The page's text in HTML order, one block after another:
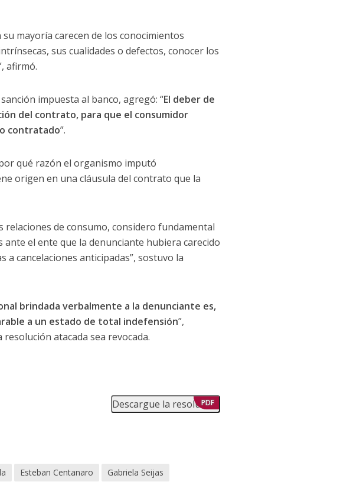
mayoría carecen de los conocimientos
sus cualidades o defectos, conocer los
afirmó.
impuesta al banco, agregó: “El deber de
del contrato, para que el consumidor
contratado”.
qué razón el organismo imputó
origen en una cláusula del contrato que la
relaciones de consumo, considero fundamental
el ente que la denunciante hubiera carecido
cancelaciones anticipadas”, sostuvo la
brindada verbalmente a la denunciante es,
a un estado de total indefensión”,
atacada sea revocada.
Descargue la resolución
PDF
Esteban Centanaro
Gabriela Seijas